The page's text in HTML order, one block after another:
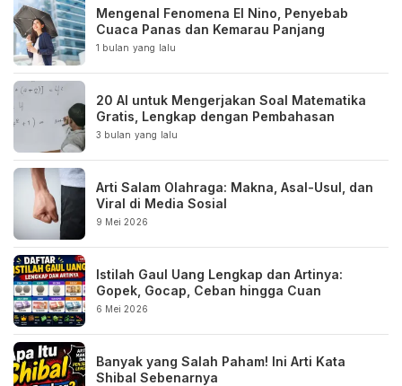
Mengenal Fenomena El Nino, Penyebab
Cuaca Panas dan Kemarau Panjang
1 bulan yang lalu
20 AI untuk Mengerjakan Soal Matematika
Gratis, Lengkap dengan Pembahasan
3 bulan yang lalu
Arti Salam Olahraga: Makna, Asal-Usul, dan
Viral di Media Sosial
9 Mei 2026
Istilah Gaul Uang Lengkap dan Artinya:
Gopek, Gocap, Ceban hingga Cuan
6 Mei 2026
Banyak yang Salah Paham! Ini Arti Kata
Shibal Sebenarnya